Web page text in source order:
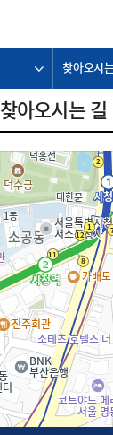
찾아오시
찾아오시는 길